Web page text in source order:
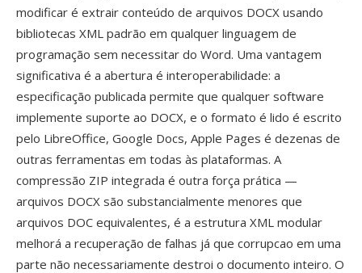
modificar é extrair conteúdo de arquivos DOCX usando
bibliotecas XML padrão em qualquer linguagem de
programação sem necessitar do Word. Uma vantagem
significativa é a abertura é interoperabilidade: a
especificação publicada permite que qualquer software
implemente suporte ao DOCX, e o formato é lido é escrito
pelo LibreOffice, Google Docs, Apple Pages é dezenas de
outras ferramentas em todas às plataformas. A
compressão ZIP integrada é outra força prática —
arquivos DOCX são substancialmente menores que
arquivos DOC equivalentes, é a estrutura XML modular
melhorá a recuperação de falhas já que corrupcao em uma
parte não necessariamente destroi o documento inteiro. O